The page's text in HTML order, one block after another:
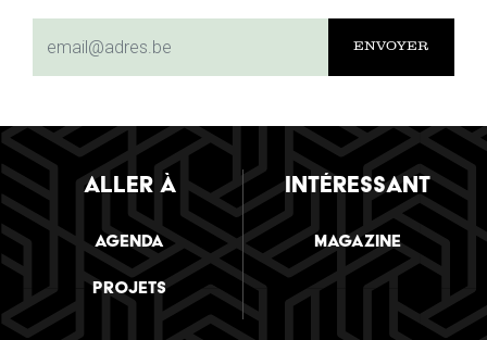
ALLER À
Agenda
Projets
INTÉRESSANT
Magazine